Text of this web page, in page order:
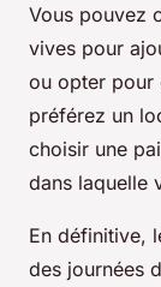
Vous pouvez
vives pour
ou opter pour
préférez un
choisir une
dans laquelle
En définitive,
des journées